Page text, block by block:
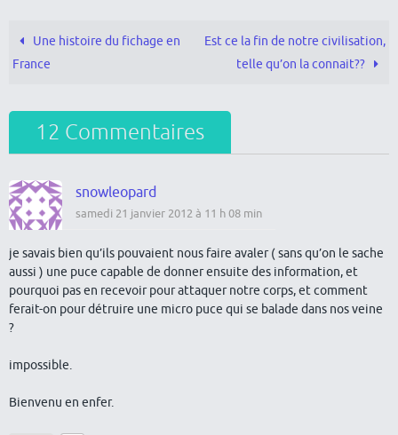
Une histoire du fichage en
France
Est ce la fin de notre civilisation,
telle qu’on la connait??
12 Commentaires
snowleopard
samedi 21 janvier 2012 à 11 h 08 min
je savais bien qu’ils pouvaient nous faire avaler ( sans qu’on le sache
aussi ) une puce capable de donner ensuite des information, et
pourquoi pas en recevoir pour attaquer notre corps, et comment
ferait-on pour détruire une micro puce qui se balade dans nos veine
?
impossible.
Bienvenu en enfer.